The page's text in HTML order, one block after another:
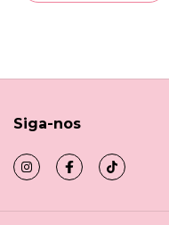
Siga-nos